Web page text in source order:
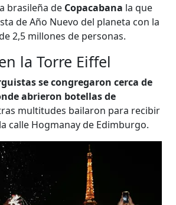
brasileña de Copacabana la que
de Año Nuevo del planeta con la
2,5 millones de personas.
la Torre Eiffel
se congregaron cerca de
abrieron botellas de
multitudes bailaron para recibir
calle Hogmanay de Edimburgo.